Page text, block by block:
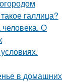
галлица?
человека. О
в домашних